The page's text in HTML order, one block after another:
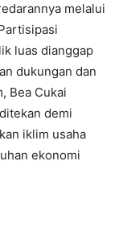
melalui
luas dianggap
dukungan dan
Bea Cukai
demi
iklim usaha
ekonomi